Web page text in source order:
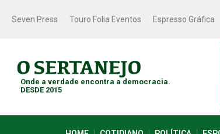
Seven Press Touro Folia Eventos Espresso Gráfica
Onde a verdade encontra a democracia.
DESDE 2015